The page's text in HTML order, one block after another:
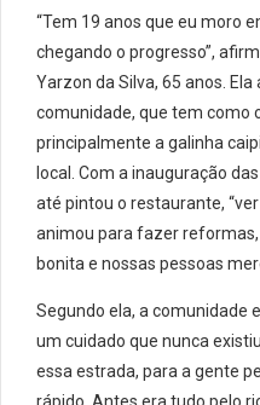
“Tem 19 anos que eu moro
chegando o progresso”,
Yarzon da Silva, 65 anos.
comunidade, que tem como
principalmente a galinha
local. Com a inauguração
até pintou o restaurante,
animou para fazer
bonita e nossas pessoas
Segundo ela, a comunidade
um cuidado que nunca
essa estrada, para a gente